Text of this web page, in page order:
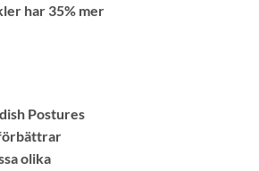
har 35% mer
Postures
olika